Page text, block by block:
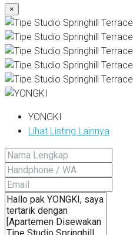
×
YONGKI
Lihat Listing Lainnya